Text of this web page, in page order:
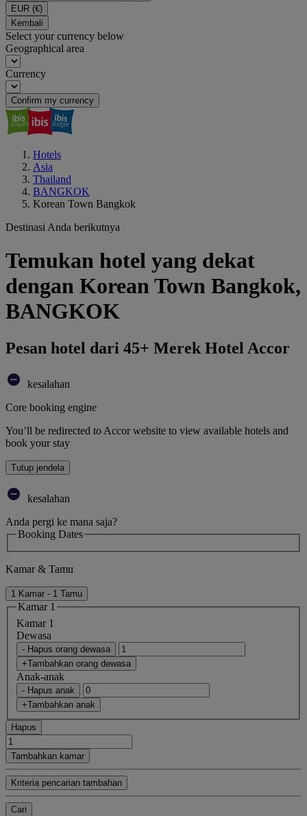
EUR (€)
Kembali
Select your currency below
Geographical area
Currency
Confirm my currency
Hotels
Asia
Thailand
BANGKOK
Korean Town Bangkok
Destinasi Anda berikutnya
Temukan hotel yang dekat
dengan Korean Town Bangkok,
BANGKOK
Pesan hotel dari 45+ Merek Hotel Accor
kesalahan
Core booking engine
You’ll be redirected to Accor website to view available hotels and
book your stay
Tutup jendela
kesalahan
Anda pergi ke mana saja?
Booking Dates
Kamar & Tamu
1 Kamar - 1 Tamu
Kamar 1
Kamar 1
Dewasa
- Hapus orang dewasa
+Tambahkan orang dewasa
Anak-anak
- Hapus anak
+Tambahkan anak
Hapus
Tambahkan kamar
Kriteria pencarian tambahan
Cari